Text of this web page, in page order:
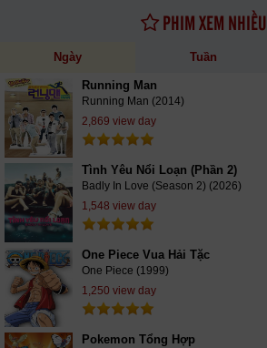
PHIM XEM NHIỀU
Ngày Tuần
Running Man
Running Man (2014)
2,869 view day
Tình Yêu Nổi Loạn (Phần 2)
Badly In Love (Season 2) (2026)
1,548 view day
One Piece Vua Hải Tặc
One Piece (1999)
1,250 view day
Pokemon Tổng Hợp